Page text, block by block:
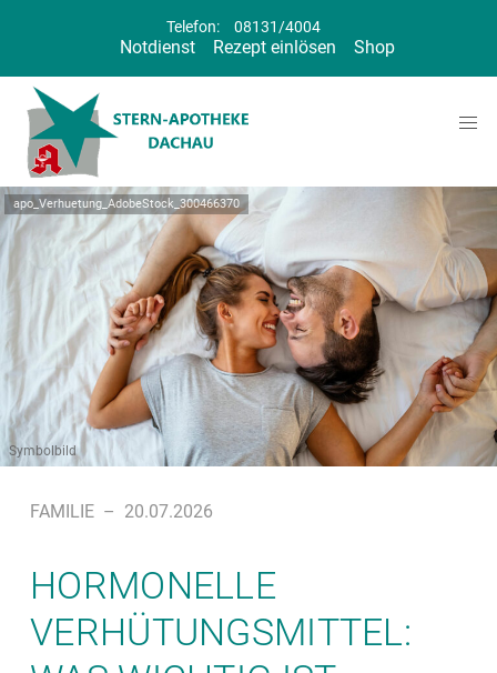
Telefon: 08131/4004
Notdienst Rezept einlösen Shop
apo_Verhuetung_AdobeStock_300466370
Symbolbild
FAMILIE – 20.07.2026
HORMONELLE
VERHÜTUNGSMITTEL: